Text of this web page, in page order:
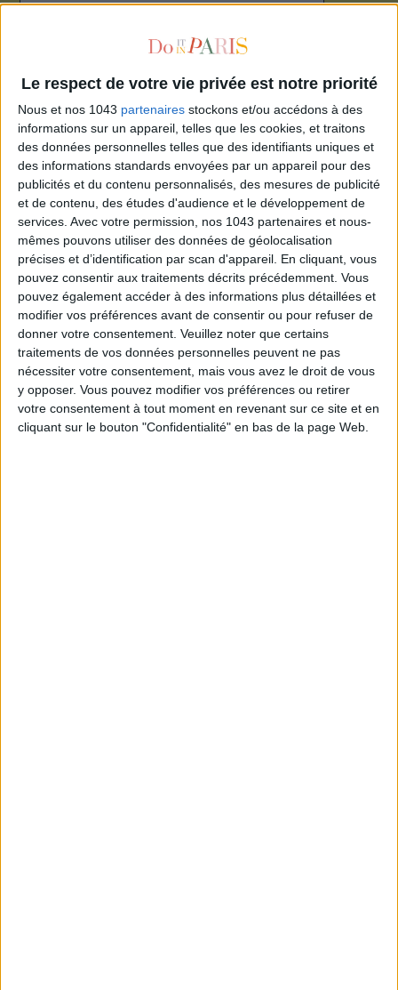
Le respect de votre vie privée est notre priorité
Nous et nos 1043 partenaires stockons et/ou accédons à des
informations sur un appareil, telles que les cookies, et traitons
des données personnelles telles que des identifiants uniques et
des informations standards envoyées par un appareil pour des
publicités et du contenu personnalisés, des mesures de publicité
et de contenu, des études d'audience et le développement de
services. Avec votre permission, nos 1043 partenaires et nous-
mêmes pouvons utiliser des données de géolocalisation
précises et d’identification par scan d'appareil. En cliquant, vous
pouvez consentir aux traitements décrits précédemment. Vous
pouvez également accéder à des informations plus détaillées et
modifier vos préférences avant de consentir ou pour refuser de
donner votre consentement. Veuillez noter que certains
traitements de vos données personnelles peuvent ne pas
nécessiter votre consentement, mais vous avez le droit de vous
y opposer. Vous pouvez modifier vos préférences ou retirer
votre consentement à tout moment en revenant sur ce site et en
cliquant sur le bouton "Confidentialité" en bas de la page Web.
ADOPT PARFUMS RÉVOLUTIONNE LA PARFUMERIE MADE IN FRANCE À PETIT PRIX